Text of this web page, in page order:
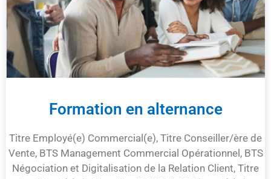
Formation en alternance
Titre Employé(e) Commercial(e), Titre Conseiller/ère de
Vente, BTS Management Commercial Opérationnel, BTS
Négociation et Digitalisation de la Relation Client, Titre